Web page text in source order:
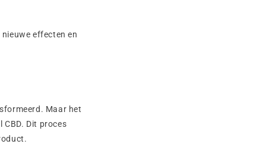
effecten en
Maar het
Dit proces